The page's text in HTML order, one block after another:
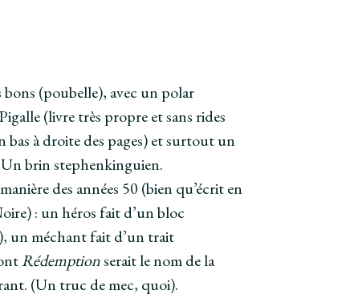
(poubelle), avec un polar
(livre très propre et sans rides
bas à droite des pages) et surtout un
brin stephenkinguien.
des années 50 (bien qu’écrit en
: un héros fait d’un bloc
un méchant fait d’un trait
Rédemptionserait le nom de la
(Un truc de mec, quoi).